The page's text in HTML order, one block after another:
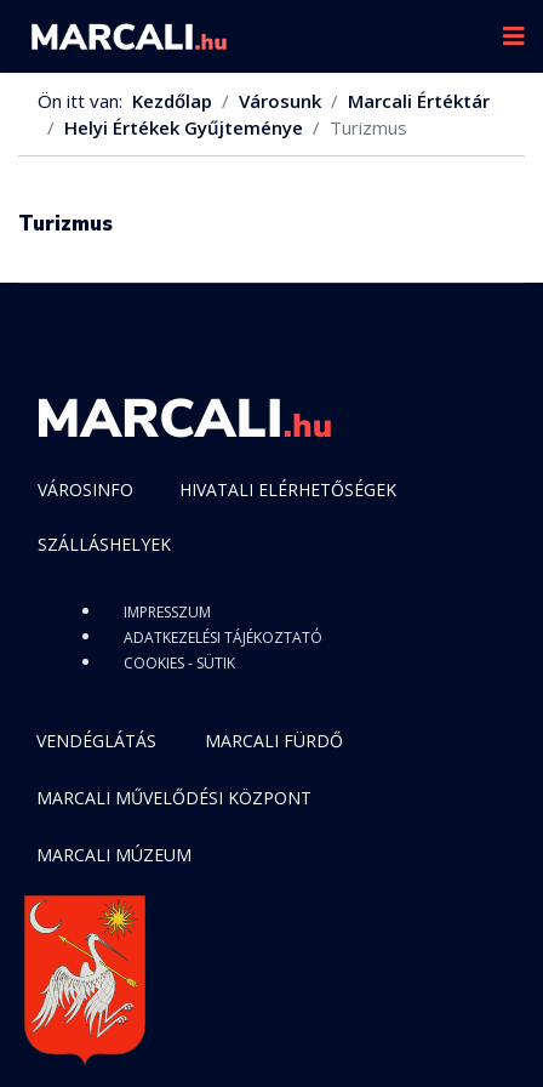
Ön itt van: Kezdőlap Városunk
Marcali Értéktár
Helyi Értékek Gyűjteménye
Turizmus
Turizmus
VÁROSINFO HIVATALI ELÉRHETŐSÉGEK
SZÁLLÁSHELYEK
IMPRESSZUM
ADATKEZELÉSI TÁJÉKOZTATÓ
COOKIES - SÜTIK
VENDÉGLÁTÁS MARCALI FÜRDŐ
MARCALI MŰVELŐDÉSI KÖZPONT
MARCALI MÚZEUM